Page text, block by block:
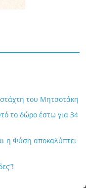
του Μητσοτάκη
το δώρο έστω για 34
η Φύση αποκαλύπτει